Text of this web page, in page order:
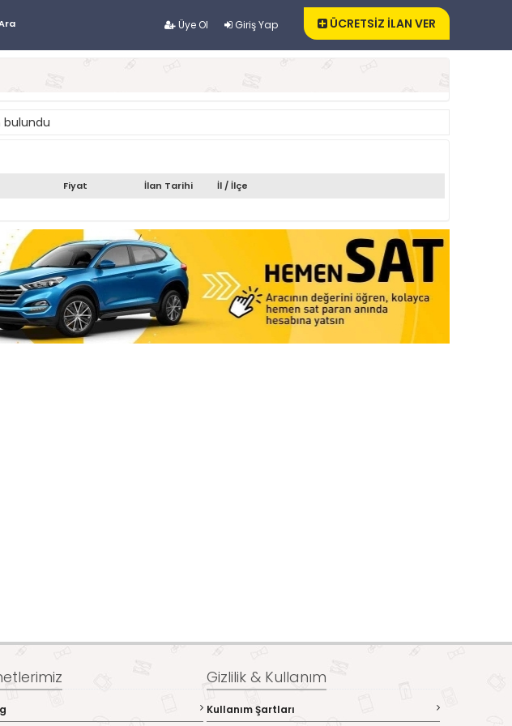
Üye Ol Giriş Yap
Ara ÜCRETSİZ İLAN VER
bulundu
Fiyat İlan Tarihi İl / İlçe
Gizlilik & Kullanım
Kullanım Şartları